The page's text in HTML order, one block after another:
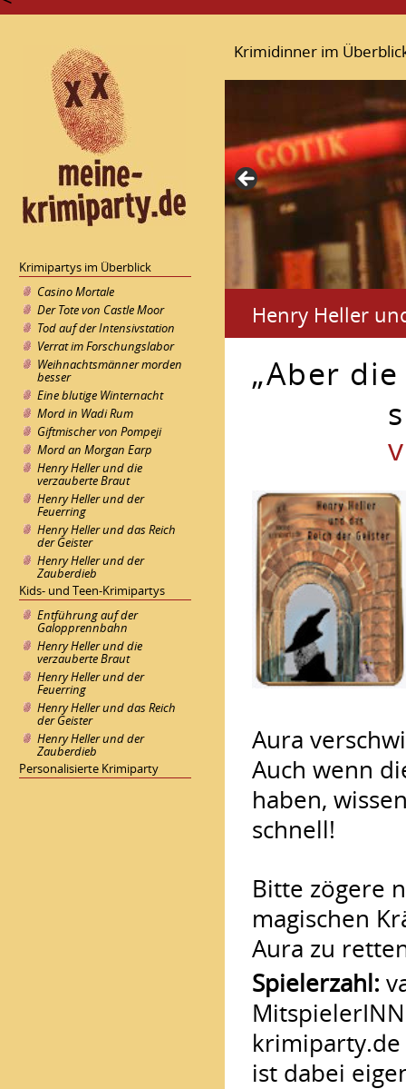
Krimidinner im
Krimipartys im Überblick
Casino Mortale
Der Tote von Castle Moor
Tod auf der Intensivstation
Verrat im Forschungslabor
Weihnachtsmänner morden
besser
Eine blutige Winternacht
Mord in Wadi Rum
Giftmischer von Pompeji
Mord an Morgan Earp
Henry Heller und die
verzauberte Braut
Henry Heller und der
Feuerring
Henry Heller und das Reich
der Geister
Henry Heller und der
Zauberdieb
Kids- und Teen-Krimipartys
Entführung auf der
Galopprennbahn
Henry Heller und die
verzauberte Braut
Henry Heller und der
Feuerring
Henry Heller und das Reich
der Geister
Henry Heller und der
Zauberdieb
Personalisierte Krimiparty
Henry Heller
„Aber
Aura
Auch wenn
haben,
schnell!
Bitte zögere
magischen
Aura zu
Spielerzahl:
ist dabei